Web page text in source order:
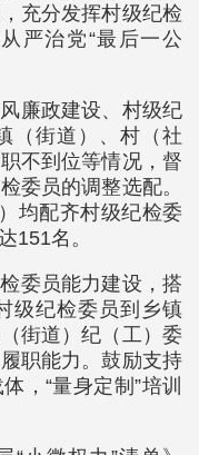
充分发挥村级纪检
严治党“最后一公
廉政建设、村级纪
（街道）、村（社
不到位等情况，督
委员的调整选配。
均配齐村级纪检委
151名。
委员能力建设，搭
级纪检委员到乡镇
街道）纪（工）委
职能力。鼓励支持
，“量身定制”培训